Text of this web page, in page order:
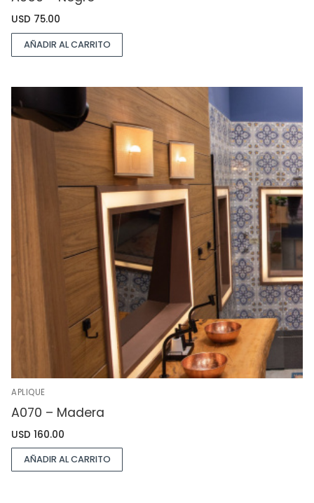
USD 75.00
AÑADIR AL CARRITO
APLIQUE
A070 – Madera
USD 160.00
AÑADIR AL CARRITO